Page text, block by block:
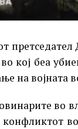
кој беа
на војната
во
конфликтот